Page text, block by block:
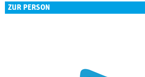
ZUR PERSON